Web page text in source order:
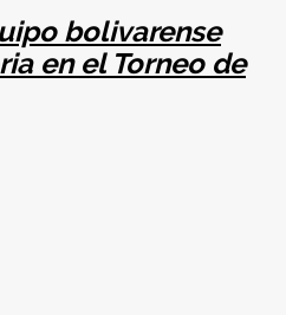
bolivarense
en el Torneo de